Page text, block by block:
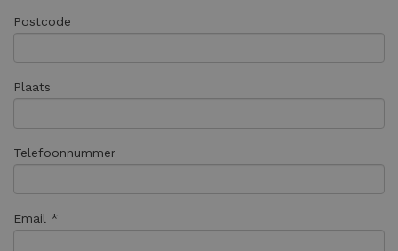
Postcode
Plaats
Telefoonnummer
Email *